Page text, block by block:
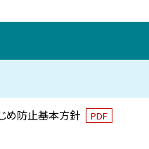
め防止基本方針 PDF